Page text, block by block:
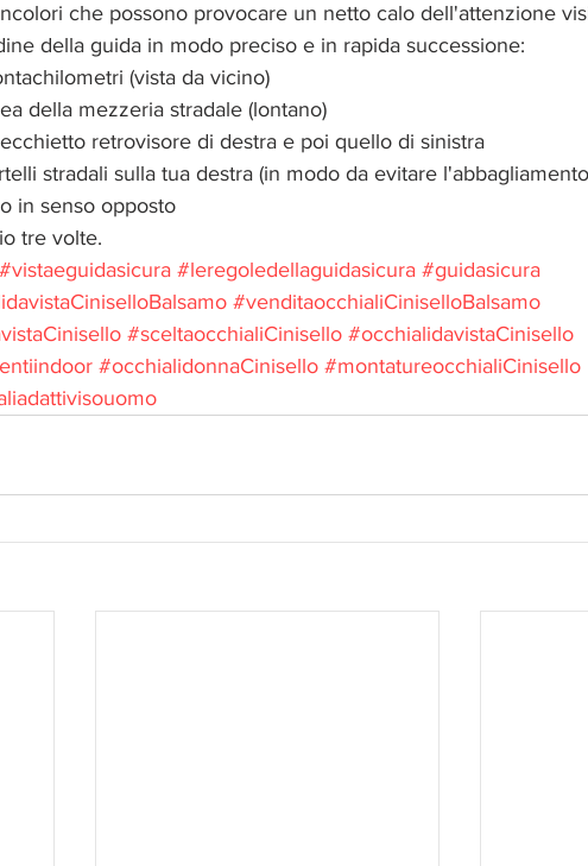
che possono provocare un netto calo dell'attenzione
della guida in modo preciso e in rapida successione:
(vista da vicino)
della mezzeria stradale (lontano)
retrovisore di destra e poi quello di sinistra
stradali sulla tua destra (in modo da evitare
in senso opposto
tre volte.
#vistaeguidasicura #leregoledellaguidasicura #guidasicura
#venditaocchialiCiniselloBalsamo
#sceltaocchialiCinisello #occhialidavistaCinisello
#occhialidonnaCinisello #montatureocchialiCinisello